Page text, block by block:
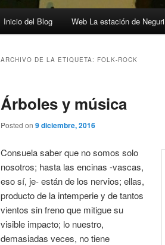
Inicio del Blog Web La estación de Neguri
ARCHIVO DE LA ETIQUETA: FOLK-ROCK
Árboles y música
Posted on 9 diciembre, 2016
Consuela saber que no somos solo
nosotros; hasta las encinas -vascas,
eso sí, je- están de los nervios; ellas,
producto de la intemperie y de tantos
vientos sin freno que mitigue su
visible impacto; lo nuestro,
demasiadas veces, no tiene